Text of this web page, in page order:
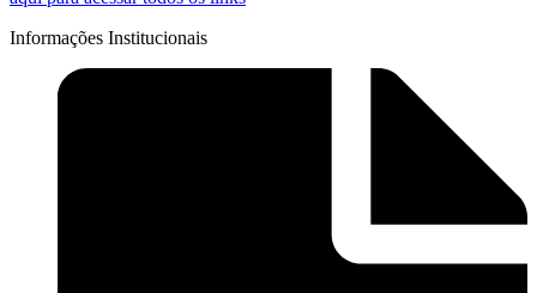
Informações Institucionais